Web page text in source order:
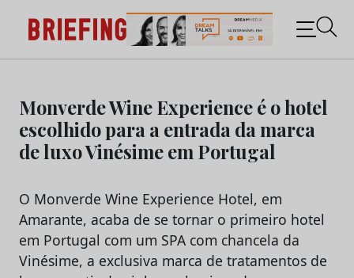
content
Briefing: Todas as notícias sobre os negócios do
Marketing e da Publicidade
Monverde Wine Experience é o hotel
escolhido para a entrada da marca
de luxo Vinésime em Portugal
O Monverde Wine Experience Hotel, em
Amarante, acaba de se tornar o primeiro hotel
em Portugal com um SPA com chancela da
Vinésime, a exclusiva marca de tratamentos de